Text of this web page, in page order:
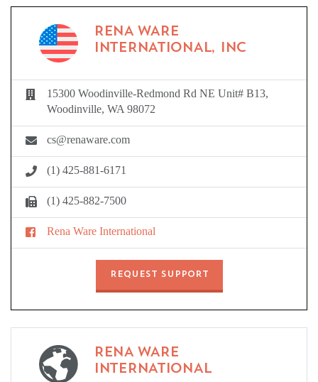
RENA WARE
INTERNATIONAL, INC
15300 Woodinville-Redmond Rd NE Unit# B13,
Woodinville, WA 98072
cs@renaware.com
(1) 425-881-6171
(1) 425-882-7500
Rena Ware International
REQUEST SUPPORT
RENA WARE
INTERNATIONAL